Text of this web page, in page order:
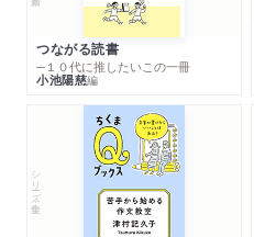
つながる読書
─１０代に推したいこの一冊
小池陽慈編
シリーズ・全集